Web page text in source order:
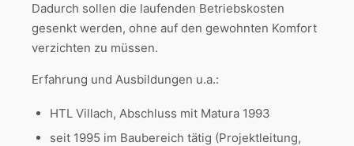
Dadurch sollen die laufenden Betriebskosten
gesenkt werden, ohne auf den gewohnten Komfort
verzichten zu müssen.
Erfahrung und Ausbildungen u.a.:
HTL Villach, Abschluss mit Matura 1993
seit 1995 im Baubereich tätig (Projektleitung,